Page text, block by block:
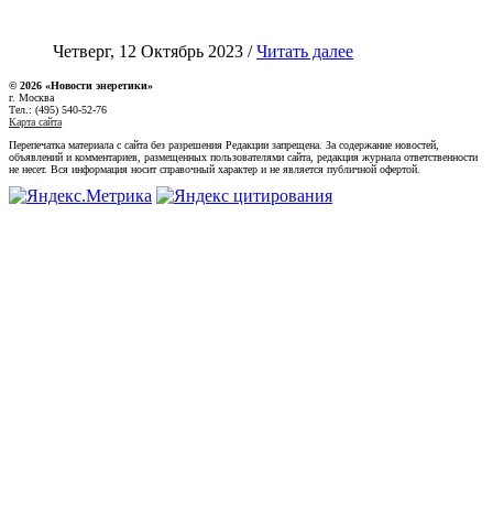
Четверг, 12 Октябрь 2023 /Читать далее
© 2026 «Новости энеретики»
г. Москва
Тел.: (495) 540-52-76
Карта сайта
Перепечатка материала с сайта без разрешения Редакции запрещена. За содержание новостей,
объявлений и комментариев, размещенных пользователями сайта, редакция журнала ответственности
не несет. Вся информация носит справочный характер и не является публичной офертой.